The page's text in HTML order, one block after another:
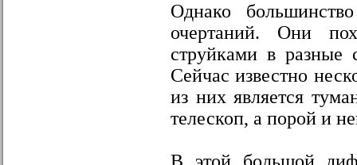
Однако
очертаний. Они
струйками в разные
Сейчас известно
из них является
телескоп, а порой и